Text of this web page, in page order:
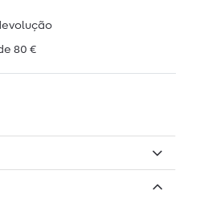
80 €